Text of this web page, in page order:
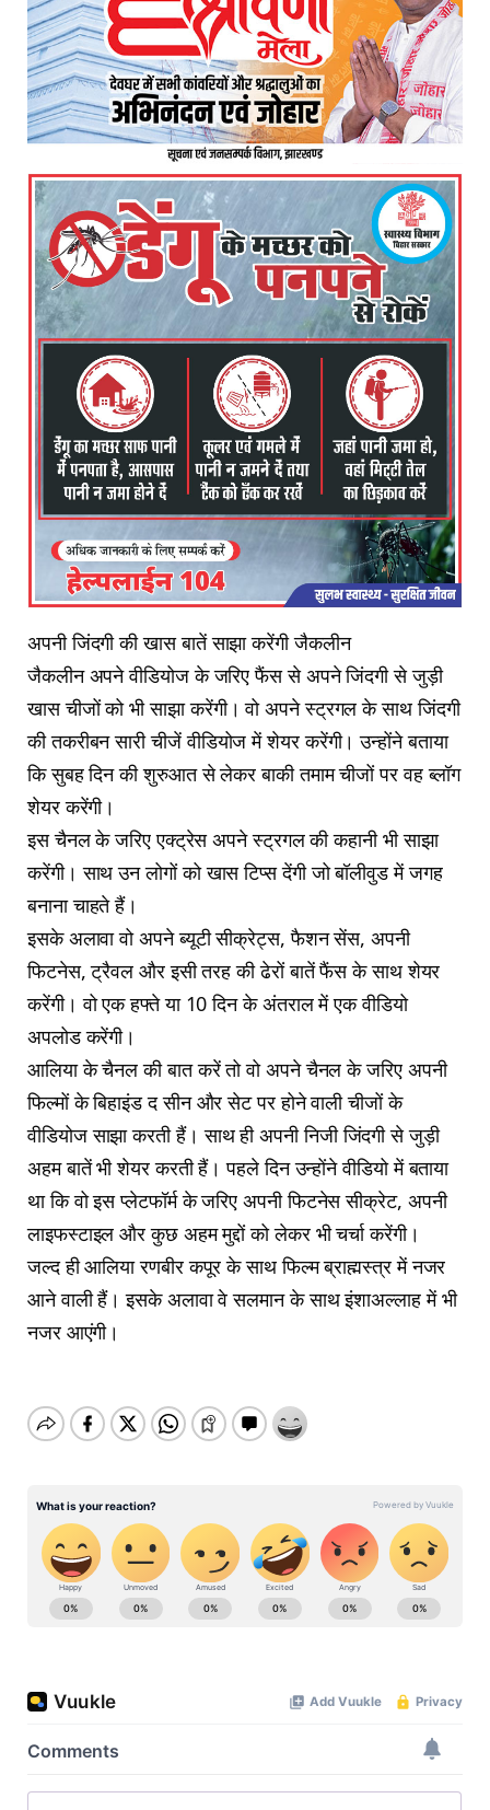
अपनी जिंदगी की खास बातें साझा करेंगी जैकलीन
जैकलीन अपने वीडियोज के जरिए फैंस से अपने जिंदगी से जुड़ी
खास चीजों को भी साझा करेंगी। वो अपने स्ट्रगल के साथ जिंदगी
की तकरीबन सारी चीजें वीडियोज में शेयर करेंगी। उन्होंने बताया
कि सुबह दिन की शुरुआत से लेकर बाकी तमाम चीजों पर वह ब्लॉग
शेयर करेंगी।
इस चैनल के जरिए एक्ट्रेस अपने स्ट्रगल की कहानी भी साझा
करेंगी। साथ उन लोगों को खास टिप्स देंगी जो बॉलीवुड में जगह
बनाना चाहते हैं।
इसके अलावा वो अपने ब्यूटी सीक्रेट्स, फैशन सेंस, अपनी
फिटनेस, ट्रैवल और इसी तरह की ढेरों बातें फैंस के साथ शेयर
करेंगी। वो एक हफ्ते या 10 दिन के अंतराल में एक वीडियो
अपलोड करेंगी।
आलिया के चैनल की बात करें तो वो अपने चैनल के जरिए अपनी
फिल्मों के बिहाइंड द सीन और सेट पर होने वाली चीजों के
वीडियोज साझा करती हैं। साथ ही अपनी निजी जिंदगी से जुड़ी
अहम बातें भी शेयर करती हैं। पहले दिन उन्होंने वीडियो में बताया
था कि वो इस प्लेटफॉर्म के जरिए अपनी फिटनेस सीक्रेट, अपनी
लाइफस्टाइल और कुछ अहम मुद्दों को लेकर भी चर्चा करेंगी।
जल्द ही आलिया रणबीर कपूर के साथ फिल्म ब्राह्मस्त्र में नजर
आने वाली हैं। इसके अलावा वे सलमान के साथ इंशाअल्लाह में भी
नजर आएंगी।